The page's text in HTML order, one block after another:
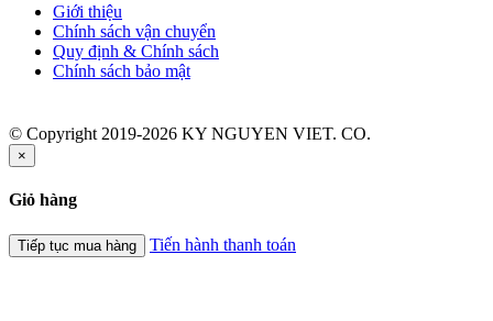
Giới thiệu
Chính sách vận chuyển
Quy định & Chính sách
Chính sách bảo mật
© Copyright 2019-2026 KY NGUYEN VIET. CO.
×
Giỏ hàng
Tiếp tục mua hàng Tiến hành thanh toán